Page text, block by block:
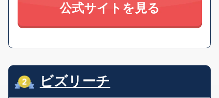
公式サイトを見る
ビズリーチ